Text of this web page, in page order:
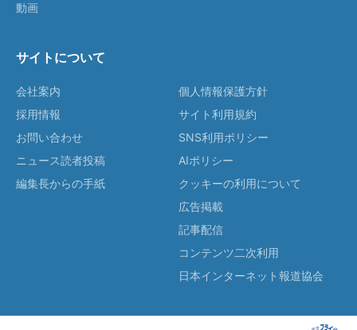
動画
サイトについて
会社案内
採用情報
お問い合わせ
ニュース読者投稿
編集長からの手紙
個人情報保護方針
サイト利用規約
SNS利用ポリシー
AIポリシー
クッキーの利用について
広告掲載
記事配信
コンテンツ二次利用
日本インターネット報道協会